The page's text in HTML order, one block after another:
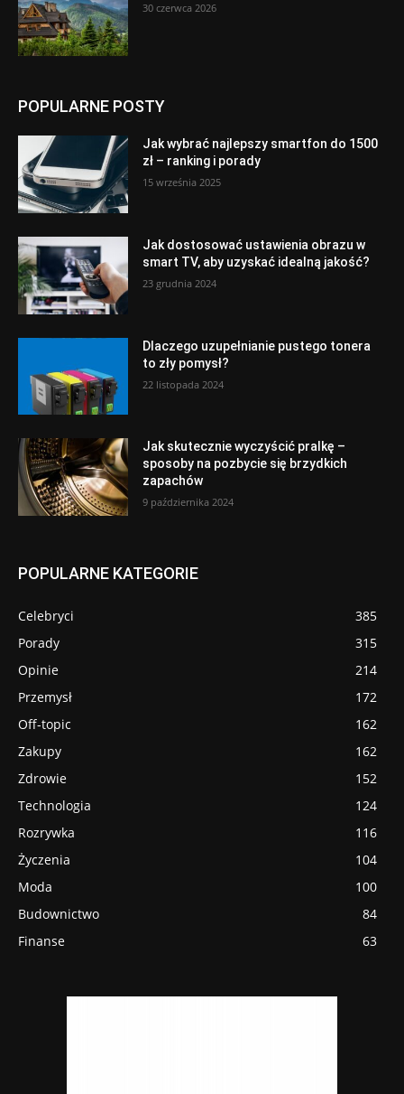
30 czerwca 2026
POPULARNE POSTY
Jak wybrać najlepszy smartfon do 1500
zł – ranking i porady
15 września 2025
Jak dostosować ustawienia obrazu w
smart TV, aby uzyskać idealną jakość?
23 grudnia 2024
Dlaczego uzupełnianie pustego tonera
to zły pomysł?
22 listopada 2024
Jak skutecznie wyczyścić pralkę –
sposoby na pozbycie się brzydkich
zapachów
9 października 2024
POPULARNE KATEGORIE
Celebryci
385
Porady
315
Opinie
214
Przemysł
172
Off-topic
162
Zakupy
162
Zdrowie
152
Technologia
124
Rozrywka
116
Życzenia
104
Moda
100
Budownictwo
84
Finanse
63